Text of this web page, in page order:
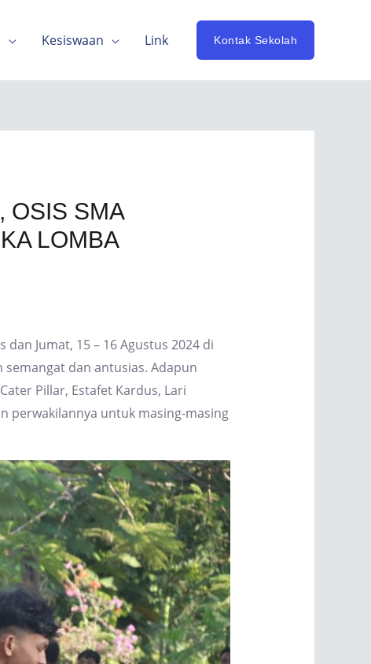
Kesiswaan Link Kontak Sekolah
OSIS SMA
LOMBA
Jumat, 15 – 16 Agustus 2024 di
dan antusias. Adapun
Pillar, Estafet Kardus, Lari
perwakilannya untuk masing-masing